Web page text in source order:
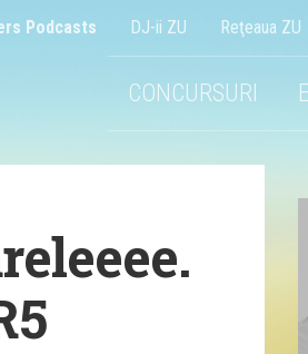
Podcasts DJ-ii ZU Reţeaua ZU
CONCURSURI